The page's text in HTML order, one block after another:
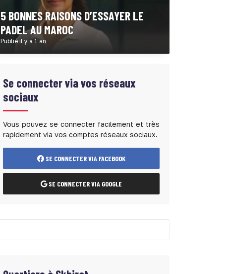
5 BONNES RAISONS D’ESSAYER LE
PADEL AU MAROC
Publié il y a 1 an
Se connecter via vos réseaux
sociaux
Vous pouvez se connecter facilement et très
rapidement via vos comptes réseaux sociaux.
SE CONNECTER VIA FACEBOOK
SE CONNECTER VIA GOOGLE